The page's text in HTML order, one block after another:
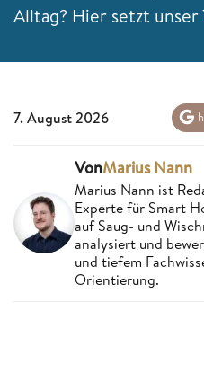
Alltag? Hier setzt unser
7. August 2026
VonMarius Nann
Marius Nann ist
Experte für Smart
auf Saug- und
analysiert und
und tiefem
Orientierung.